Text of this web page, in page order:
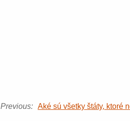
Previous: Aké sú všetky štáty, ktoré